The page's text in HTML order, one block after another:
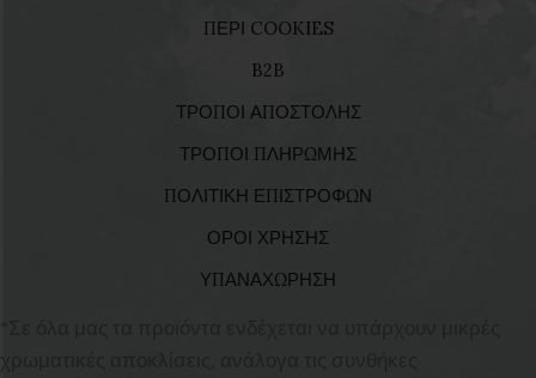
ΠΕΡΙ COOKIES
B2B
ΤΡΟΠΟΙ ΑΠΟΣΤΟΛΗΣ
ΤΡΟΠΟΙ ΠΛΗΡΩΜΗΣ
ΠΟΛΙΤΙΚΗ ΕΠΙΣΤΡΟΦΩΝ
ΟΡΟΙ ΧΡΗΣΗΣ
ΥΠΑΝΑΧΩΡΗΣΗ
χρωματικές αποκλίσεις, ανάλογα τις συνθήκες